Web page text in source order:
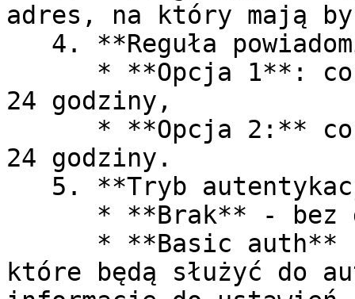
adres, na który mają
24 godziny,
24 godziny.
które będą służyć do